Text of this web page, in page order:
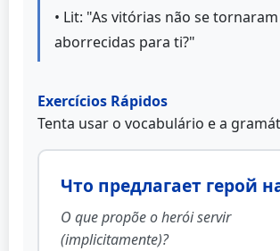
• Lit: "As vitórias não se tornaram
aborrecidas para ti?"
Exercícios Rápidos
Tenta usar o vocabulário e a
Что предлагает герой
O que propõe o herói servir
(implicitamente)?